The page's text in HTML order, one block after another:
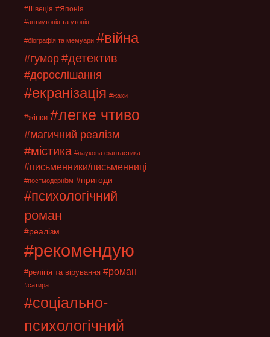
#Швеція #Японія
#антиутопія та утопія
#біографія та мемуари #війна
#гумор #детектив
#дорослішання
#екранізація #жахи
#жінки #легке чтиво
#магичний реалізм
#містика #наукова фантастика
#письменники/письменниці
#постмодернізм #пригоди
#психологічний
роман
#реалізм
#рекомендую
#релігія та вірування #роман
#сатира
#соціально-
психологічний